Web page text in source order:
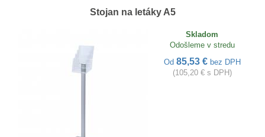
Stojan na letáky A5
Skladom
Odošleme v stredu
Od 85,53 € bez DPH
(105,20 € s DPH)